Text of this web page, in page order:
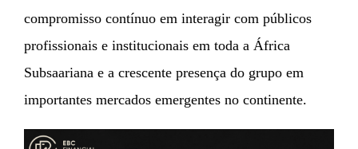
compromisso contínuo em interagir com públicos
profissionais e institucionais em toda a África
Subsaariana e a crescente presença do grupo em
importantes mercados emergentes no continente.